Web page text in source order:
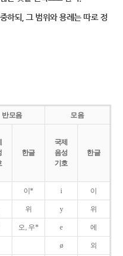
하되, 그 범위와 용례는 따로 정
반모음 모음
한글
국제
음성
기호
한글
이* i 이
위 y 위
오, 우* e 에
ø 외